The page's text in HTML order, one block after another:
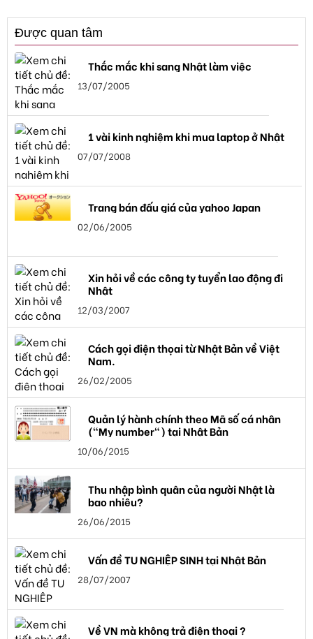
Được quan tâm
Thắc mắc khi sang Nhật làm việc
13/07/2005
1 vài kinh nghiệm khi mua laptop ở Nhật
07/07/2008
Trang bán đấu giá của yahoo Japan
02/06/2005
Xin hỏi về các công ty tuyển lao động đi
Nhật
12/03/2007
Cách gọi điện thọai từ Nhật Bản về Việt
Nam.
26/02/2005
Quản lý hành chính theo Mã số cá nhân
("My number") tại Nhật Bản
10/06/2015
Thu nhập bình quân của người Nhật là
bao nhiêu?
26/06/2015
Vấn đề TU NGHIỆP SINH tại Nhật Bản
28/07/2007
Về VN mà không trả điện thoại ?